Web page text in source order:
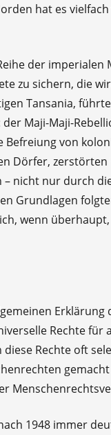
hat es
der imperialen
zu sichern, die
Tansania,
Maji-Maji-
Befreiung von
Dörfer,
nicht nur durch
Grundlagen
wenn
Erklärung
Rechte für
Rechte oft
1948 immer